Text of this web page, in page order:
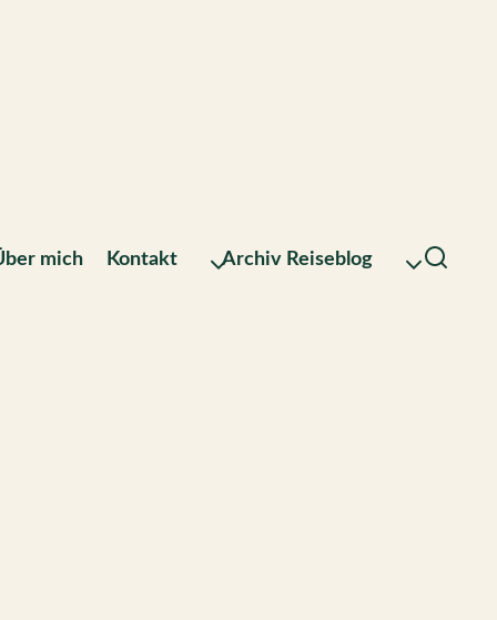
mich Kontakt Archiv Reiseblog